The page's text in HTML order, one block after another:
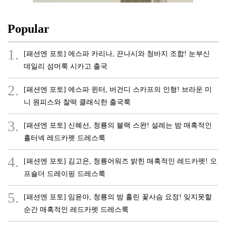
Popular
1.
[패션엔 포토] 에스파 카리나, 끈나시와 청바지 조합! 눈부신
데일리 섬머룩 시카고 출국
2.
[패션엔 포토] 에스파 윈터, 버건디 스카프의 인형! 브라운 미
니 원피스와 찰떡 클래식한 출국룩
3.
[패션엔 포토] 신혜선, 청룡의 블랙 스완! 설레는 밤 매혹적인
홀터넥 레드카펫 드레스룩
4.
[패션엔 포토] 김고은, 청룡어워즈 밝힌 매혹적인 레드카펫! 오
프숄더 드레이핑 드레스룩
5.
[패션엔 포토] 임윤아, 청룡의 밤 홀린 꽃사슴 요정! 잊지못할
순간 매혹적인 레드카펫 드레스룩